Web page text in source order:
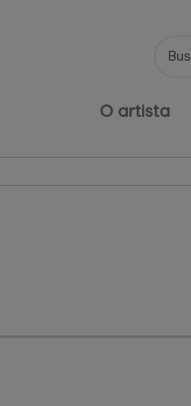
O artista